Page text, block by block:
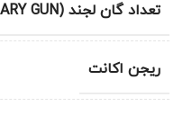
تعداد گان لجند (LEGENDARY GUN)
ریجن اکانت